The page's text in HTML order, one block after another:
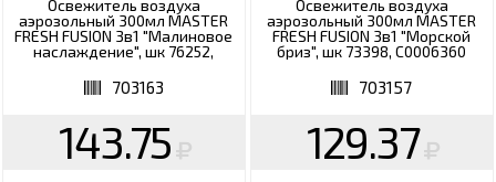
Освежитель воздуха
аэрозольный 300мл MASTER
FRESH FUSION 3в1 "Малиновое
наслаждение", шк 76252,
703163
143.75
Освежитель воздуха
аэрозольный 300мл MASTER
FRESH FUSION 3в1 "Морской
бриз", шк 73398, С0006360
703157
129.37